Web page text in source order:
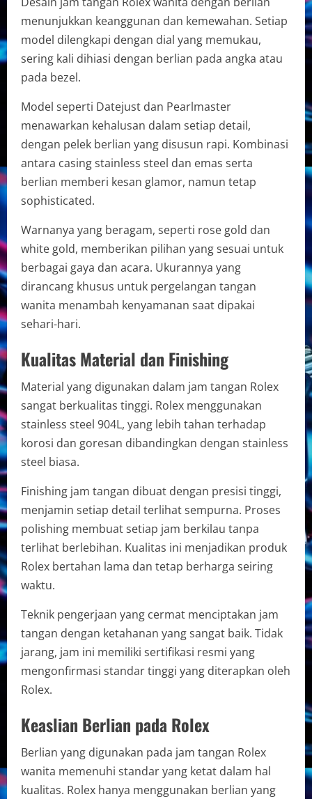
menunjukkan keanggunan dan kemewahan. Setiap
model dilengkapi dengan dial yang memukau,
sering kali dihiasi dengan berlian pada angka atau
pada bezel.
Model seperti Datejust dan Pearlmaster
menawarkan kehalusan dalam setiap detail,
dengan pelek berlian yang disusun rapi. Kombinasi
antara casing stainless steel dan emas serta
berlian memberi kesan glamor, namun tetap
sophisticated.
Warnanya yang beragam, seperti rose gold dan
white gold, memberikan pilihan yang sesuai untuk
berbagai gaya dan acara. Ukurannya yang
dirancang khusus untuk pergelangan tangan
wanita menambah kenyamanan saat dipakai
sehari-hari.
Kualitas Material dan Finishing
Material yang digunakan dalam jam tangan Rolex
sangat berkualitas tinggi. Rolex menggunakan
stainless steel 904L, yang lebih tahan terhadap
korosi dan goresan dibandingkan dengan stainless
steel biasa.
Finishing jam tangan dibuat dengan presisi tinggi,
menjamin setiap detail terlihat sempurna. Proses
polishing membuat setiap jam berkilau tanpa
terlihat berlebihan. Kualitas ini menjadikan produk
Rolex bertahan lama dan tetap berharga seiring
waktu.
Teknik pengerjaan yang cermat menciptakan jam
tangan dengan ketahanan yang sangat baik. Tidak
jarang, jam ini memiliki sertifikasi resmi yang
mengonfirmasi standar tinggi yang diterapkan oleh
Rolex.
Keaslian Berlian pada Rolex
Berlian yang digunakan pada jam tangan Rolex
wanita memenuhi standar yang ketat dalam hal
kualitas. Rolex hanya menggunakan berlian yang